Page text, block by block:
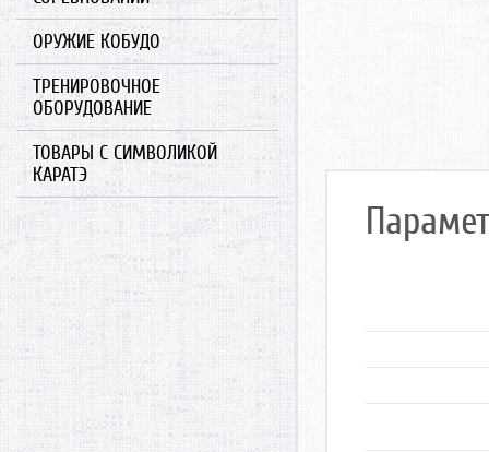
ОРУЖИЕ КОБУДО
ТРЕНИРОВОЧНОЕ
ОБОРУДОВАНИЕ
ТОВАРЫ С СИМВОЛИКОЙ
КАРАТЭ